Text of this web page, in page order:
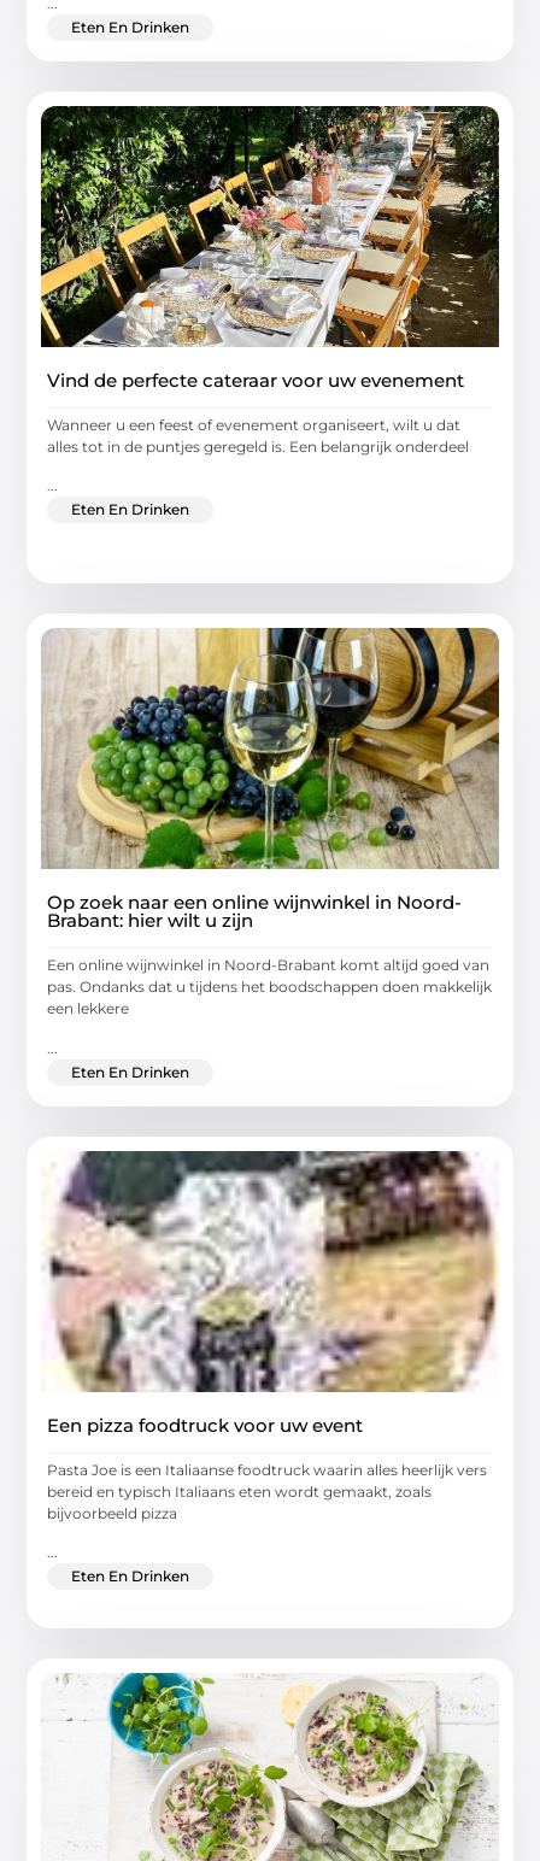
Eten En Drinken
Vind de perfecte cateraar voor uw evenement
Wanneer u een feest of evenement organiseert, wilt u dat
alles tot in de puntjes geregeld is. Een belangrijk onderdeel
...
Eten En Drinken
Op zoek naar een online wijnwinkel in Noord-
Brabant: hier wilt u zijn
Een online wijnwinkel in Noord-Brabant komt altijd goed van
pas. Ondanks dat u tijdens het boodschappen doen makkelijk
een lekkere
Eten En Drinken
Een pizza foodtruck voor uw event
Pasta Joe is een Italiaanse foodtruck waarin alles heerlijk vers
bereid en typisch Italiaans eten wordt gemaakt, zoals
bijvoorbeeld pizza
Eten En Drinken